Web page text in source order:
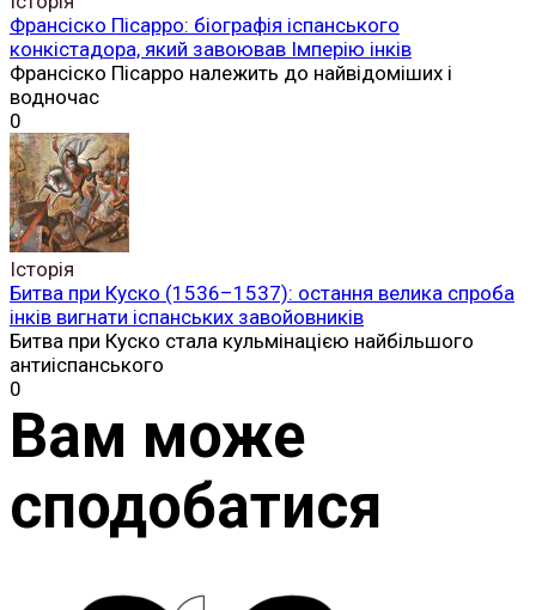
Франсіско Пісарро: біографія іспанського
конкістадора, який завоював Імперію інків
Франсіско Пісарро належить до найвідоміших і
водночас
0
Історія
Битва при Куско (1536–1537): остання велика спроба
інків вигнати іспанських завойовників
Битва при Куско стала кульмінацією найбільшого
антиіспанського
0
Вам може
сподобатися